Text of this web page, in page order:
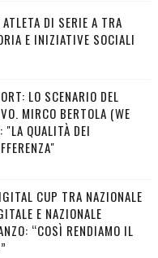
DI SERIE A TRA
E INIZIATIVE SOCIALI
LO SCENARIO DEL
MIRCO BERTOLA (WE
"LA QUALITÀ DEI
CUP TRA NAZIONALE
E NAZIONALE
“COSÌ RENDIAMO IL